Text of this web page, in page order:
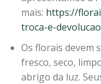
mais: https://
troca-e-
Os florais devem
fresco, seco,
abrigo da luz.